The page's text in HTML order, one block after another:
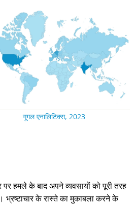
गूगल एनालिटिक्स, 2023
हमले के बाद अपने व्यवसायों को पूरी तरह
के रास्ते का मुकाबला करने के